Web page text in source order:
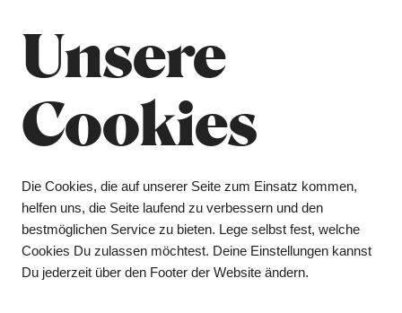
Unsere
Cookies
Die Cookies, die auf unserer Seite zum Einsatz kommen,
helfen uns, die Seite laufend zu verbessern und den
bestmöglichen Service zu bieten. Lege selbst fest, welche
Cookies Du zulassen möchtest. Deine Einstellungen kannst
Du jederzeit über den Footer der Website ändern.
Das Orchesterbüro bleibt vom 6. Juli bis 9.
August geschlossen, das Ticketing vom 1. Juli bis
Zeit über unsere Vorverkaufsstelle Bider &
Tanner. Wir wünschen Ihnen einen schönen
Sommer und freuen uns auf ein Wiedersehen in
Menu
Konzerte